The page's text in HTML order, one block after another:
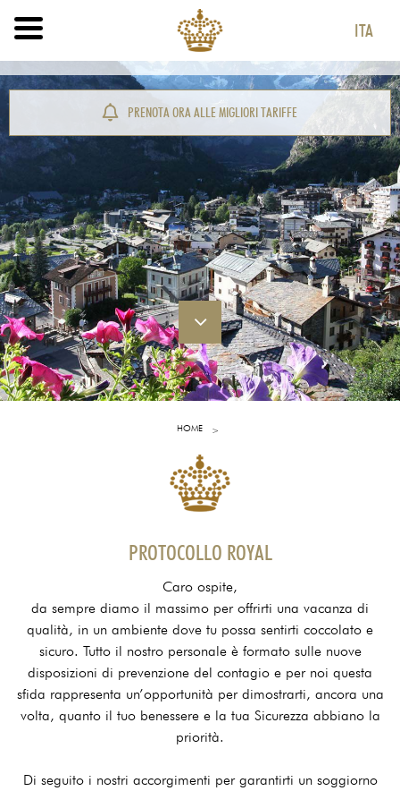
ITA
ENG
PRENOTA ORA ALLE MIGLIORI TARIFFE
HOME
PROTOCOLLO ROYAL
Caro ospite,
da sempre diamo il massimo per offrirti una vacanza di
qualità, in un ambiente dove tu possa sentirti coccolato e
sicuro. Tutto il nostro personale è formato sulle nuove
disposizioni di prevenzione del contagio e per noi questa
sfida rappresenta un’opportunità per dimostrarti, ancora una
volta, quanto il tuo benessere e la tua Sicurezza abbiano la
priorità.
Di seguito i nostri accorgimenti per garantirti un soggiorno